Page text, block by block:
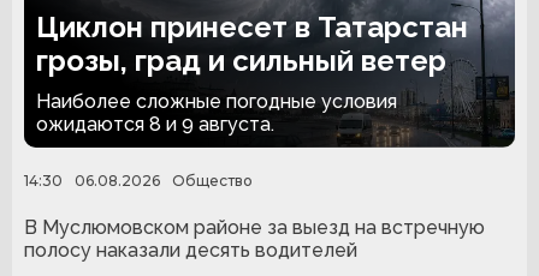
Циклон принесет в Татарстан
грозы, град и сильный ветер
Наиболее сложные погодные условия
ожидаются 8 и 9 августа.
14:30 06.08.2026 Общество
В Муслюмовском районе за выезд на встречную
полосу наказали десять водителей